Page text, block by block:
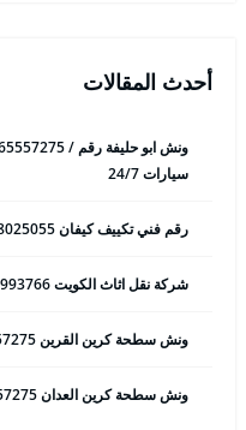
أحدث المقالات
سيارات 24/7
رقم فني تكييف كيفان 98025055 فني تكييف مركزي 24 ساعة
شركة نقل اثاث الكويت 50993766 هاف لوري وانيت نقل عفش
ونش سطحة كرين القرين 65557275 ونش سحب وانقاذ سيارات
ونش سطحة كرين العدان 65557275 ونش سحب وانقاذ سيارات